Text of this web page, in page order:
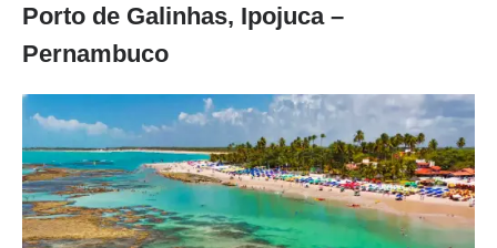
Porto de Galinhas, Ipojuca –
Pernambuco